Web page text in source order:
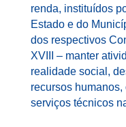
renda, instituídos
Estado e do
dos respectivos
XVIII – manter
realidade social,
recursos
serviços técnicos